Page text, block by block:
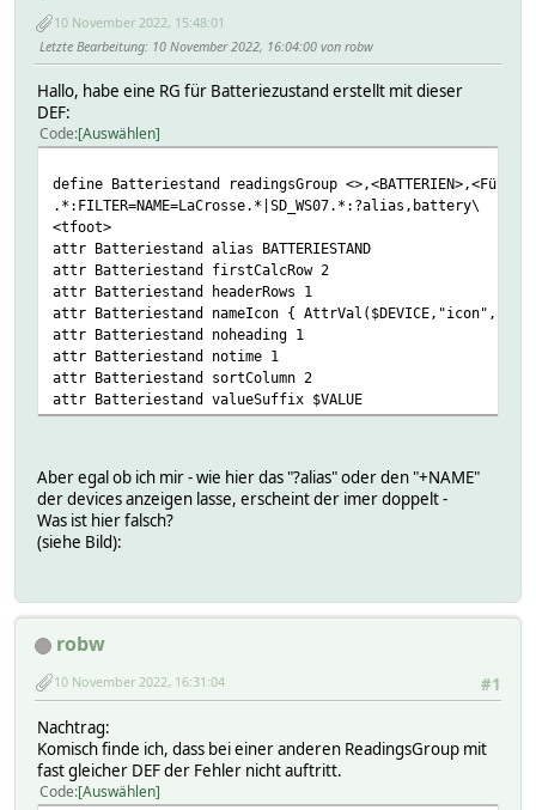
10 November 2022, 15:48:01
Letzte Bearbeitung: 10 November 2022, 16:04:00 von robw
Hallo, habe eine RG für Batteriezustand erstellt mit dieser
DEF:
Code Auswählen
define Batteriestand readingsGroup
.*:FILTER=NAME=LaCrosse.*|SD_WS07.*:?alias,battery\
<tfoot>
attr Batteriestand alias BATTERIESTAND
attr Batteriestand firstCalcRow 2
attr Batteriestand headerRows 1
attr Batteriestand nameIcon {
attr Batteriestand noheading 1
attr Batteriestand notime 1
attr Batteriestand sortColumn 2
attr Batteriestand valueSuffix $VALUE
Aber egal ob ich mir - wie hier das "?alias" oder den "+NAME"
der devices anzeigen lasse, erscheint der imer doppelt -
Was ist hier falsch?
(siehe Bild):
robw
#1
10 November 2022, 16:31:04
Nachtrag:
Komisch finde ich, dass bei einer anderen ReadingsGroup mit
fast gleicher DEF der Fehler nicht auftritt.
Code Auswählen